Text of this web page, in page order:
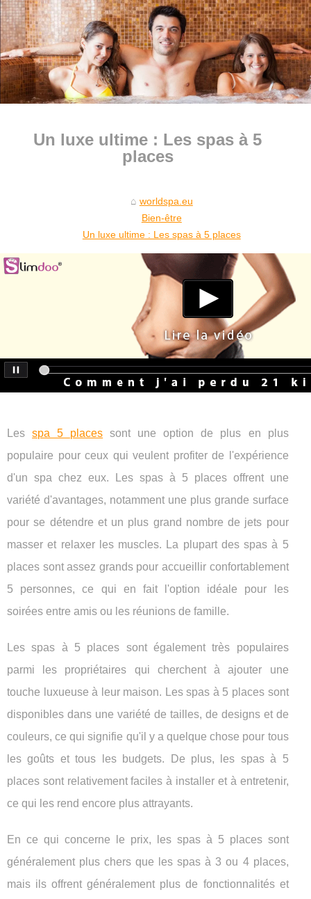
Un luxe ultime : Les spas à 5
places
worldspa.eu
Bien-être
Un luxe ultime : Les spas à 5 places
Lesspa 5 places sont une option de plus en plus
populaire pour ceux qui veulent profiter de l'expérience
d'un spa chez eux. Les spas à 5 places offrent une
variété d'avantages, notamment une plus grande surface
pour se détendre et un plus grand nombre de jets pour
masser et relaxer les muscles. La plupart des spas à 5
places sont assez grands pour accueillir confortablement
5 personnes, ce qui en fait l'option idéale pour les
soirées entre amis ou les réunions de famille.
Les spas à 5 places sont également très populaires
parmi les propriétaires qui cherchent à ajouter une
touche luxueuse à leur maison. Les spas à 5 places sont
disponibles dans une variété de tailles, de designs et de
couleurs, ce qui signifie qu'il y a quelque chose pour tous
les goûts et tous les budgets. De plus, les spas à 5
places sont relativement faciles à installer et à entretenir,
ce qui les rend encore plus attrayants.
En ce qui concerne le prix, les spas à 5 places sont
généralement plus chers que les spas à 3 ou 4 places,
mais ils offrent généralement plus de fonctionnalités et